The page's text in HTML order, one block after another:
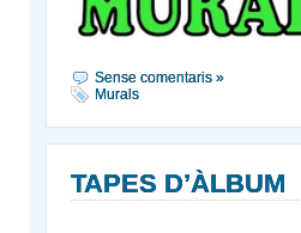
Sense comentaris »
Murals
TAPES D’ÀLBUM